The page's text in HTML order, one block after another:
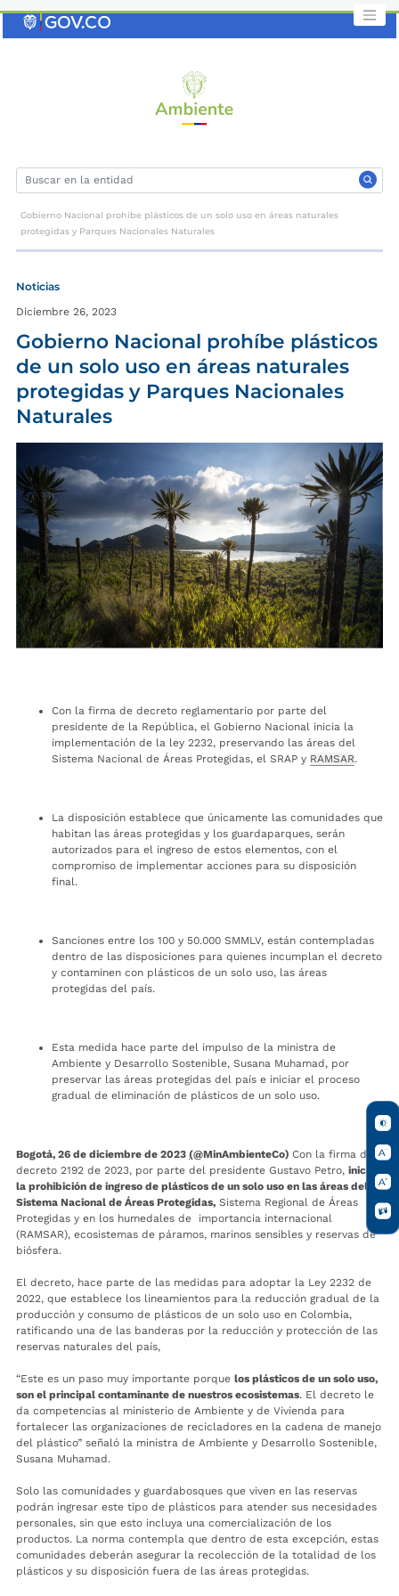
Gobierno Nacional prohíbe plásticos de un solo uso en áreas naturales
protegidas y Parques Nacionales Naturales
Noticias
Diciembre 26, 2023
Gobierno Nacional prohíbe plásticos
de un solo uso en áreas naturales
protegidas y Parques Nacionales
Naturales
Con la firma de decreto reglamentario por parte del
presidente de la República, el Gobierno Nacional inicia la
implementación de la ley 2232, preservando las áreas del
Sistema Nacional de Áreas Protegidas, el SRAP y RAMSAR.
La disposición establece que únicamente las comunidades que
habitan las áreas protegidas y los guardaparques, serán
autorizados para el ingreso de estos elementos, con el
compromiso de implementar acciones para su disposición
final.
Sanciones entre los 100 y 50.000 SMMLV, están contempladas
dentro de las disposiciones para quienes incumplan el decreto
y contaminen con plásticos de un solo uso, las áreas
protegidas del país.
Esta medida hace parte del impulso de la ministra de
Ambiente y Desarrollo Sostenible, Susana Muhamad, por
preservar las áreas protegidas del país e iniciar el proceso
gradual de eliminación de plásticos de un solo uso.
Bogotá, 26 de diciembre de 2023 (@MinAmbienteCo) Con la firma del
decreto 2192 de 2023, por parte del presidente Gustavo Petro, inicia
la prohibición de ingreso de plásticos de un solo uso en las áreas del
Sistema Nacional de Áreas Protegidas, Sistema Regional de Áreas
Protegidas y en los humedales de importancia internacional
(RAMSAR), ecosistemas de páramos, marinos sensibles y reservas de
biósfera.
El decreto, hace parte de las medidas para adoptar la Ley 2232 de
2022, que establece los lineamientos para la reducción gradual de la
producción y consumo de plásticos de un solo uso en Colombia,
ratificando una de las banderas por la reducción y protección de las
reservas naturales del país,
“Este es un paso muy importante porque los plásticos de un solo uso,
son el principal contaminante de nuestros ecosistemas. El decreto le
da competencias al ministerio de Ambiente y de Vivienda para
fortalecer las organizaciones de recicladores en la cadena de manejo
del plástico” señaló la ministra de Ambiente y Desarrollo Sostenible,
Susana Muhamad.
Solo las comunidades y guardabosques que viven en las reservas
podrán ingresar este tipo de plásticos para atender sus necesidades
personales, sin que esto incluya una comercialización de los
productos. La norma contempla que dentro de esta excepción, estas
comunidades deberán asegurar la recolección de la totalidad de los
plásticos y su disposición fuera de las áreas protegidas.